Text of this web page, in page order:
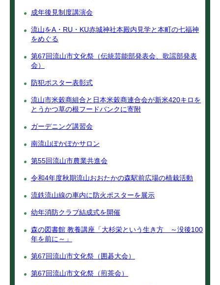
成年後見制度講演会
流山をA・RU・KU赤城神社本殿内見学と本町の七福神
をめぐる
第67回流山市文化祭（伝統芸能部発表会、歌謡部発表
会）
防犯ポスター表彰式
流山市米穀商組合と日本米穀商連合会が新米420キロを
とうかつ草の根フードバンクに寄附
ガーデニング講習会
南流山ぽかぽかサロン
第55回流山市農業共進会
令和4年度秋期流山おおたかの森駅前広場の植栽活動
流鉄流山線の車内に防火ポスターを展示
幼年消防クラブ結成式を開催
森の図書館 教養講座「大杉栄という生き方 ～没後100
年を前に～」
第67回流山市文化祭（囲碁大会）
第67回流山市文化祭（煎茶会）